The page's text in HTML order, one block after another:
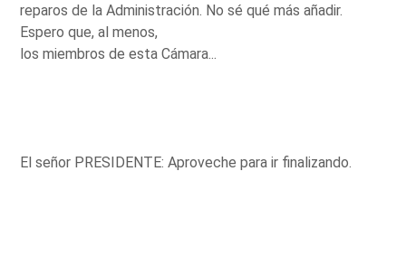
reparos de la Administración. No sé qué más añadir.
Espero que, al menos,
los miembros de esta Cámara...
El señor PRESIDENTE: Aproveche para ir finalizando.